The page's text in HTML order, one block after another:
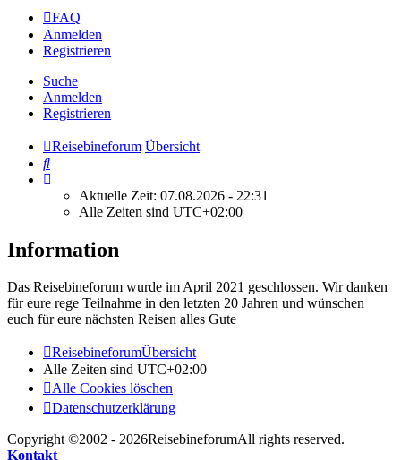
FAQ
Anmelden
Registrieren
Suche
Anmelden
Registrieren
Reisebineforum Übersicht
Suche
Aktuelle Zeit: 07.08.2026 - 22:31
Alle Zeiten sind UTC+02:00
Information
Das Reisebineforum wurde im April 2021 geschlossen. Wir danken
für eure rege Teilnahme in den letzten 20 Jahren und wünschen
euch für eure nächsten Reisen alles Gute
ReisebineforumÜbersicht
Alle Zeiten sind UTC+02:00
Alle Cookies löschen
Datenschutzerklärung
Copyright ©2002 - 2026ReisebineforumAll rights reserved.
Kontakt